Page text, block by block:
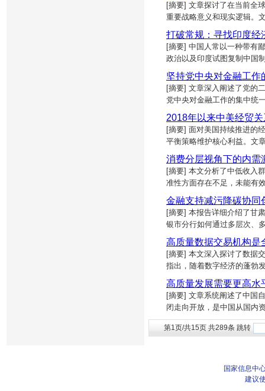
[摘要] 文章探讨了在当前全
重要战略意义和现实逻辑。
打破常规：寻找印度经
[摘要] 中国人常以一种带有
政治以及印度试图复制中国
坚持党中央对金融工
[摘要] 文章深入阐述了党的
党中央对金融工作的集中统
2018年以来中美经贸
[摘要] 面对美国持续推进的
平衡策略维护核心利益。文
消费分层视角下的内需
[摘要] 本文分析了中低收入
准性方面存在不足，未能有
金融支持减污降碳协同
[摘要] 本报告详细介绍了甘
银市分行如何通过多层次、
高质量数据交易机构是
[摘要] 本文深入探讨了数据
指出，随着数字经济的蓬勃
高质量发展需要更高水
[摘要] 文章系统阐述了中国
闭走向开放，是中国从国内
第1页/共15页 共289条 跳转
国家信息中
建议